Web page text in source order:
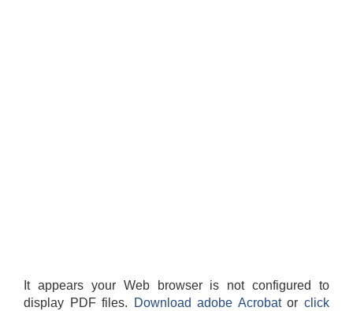
It appears your Web browser is not configured to
display PDF files.
Download adobe Acrobatorclick